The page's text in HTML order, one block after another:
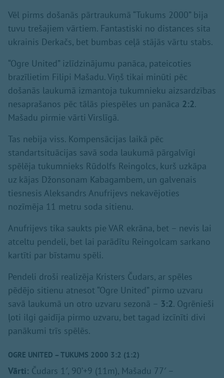
Vēl pirms došanās pārtraukumā “Tukums 2000” bija
tuvu trešajiem vārtiem. Fantastiski no distances sita
ukrainis Derkačs, bet bumbas ceļā stājās vārtu stabs.
“Ogre United” izlīdzinājumu panāca, pateicoties
brazīlietim Filipi Mašadu. Viņš tikai minūti pēc
došanās laukumā izmantoja tukumnieku aizsardzības
nesaprašanos pēc tālās piespēles un panāca 2:2.
Mašadu pirmie vārti Virslīgā.
Tas nebija viss. Kompensācijas laikā pēc
standartsituācijas savā soda laukumā pārgalvīgi
spēlēja tukumnieks Rūdolfs Reingolcs, kurš uzkāpa
uz kājas Džonsonam Kabagambem, un galvenais
tiesnesis Aleksandrs Anufrijevs nekavējoties
nozīmēja 11 metru soda sitienu.
Anufrijevs tika saukts pie VAR ekrāna, bet – nevis lai
atceltu pendeli, bet lai parādītu Reingolcam sarkano
kartīti par bīstamu spēli.
Pendeli droši realizēja Kristers Čudars, ar spēles
pēdējo sitienu atnesot “Ogre United” pirmo uzvaru
savā laukumā un otro uzvaru sezonā – 3:2. Ogrēnieši
ļoti ilgi gaidīja pirmo uzvaru, bet tagad izcīnīti divi
panākumi trīs spēlēs.
OGRE UNITED – TUKUMS 2000 3:2 (1:2)
Vārti: Čudars 1′, 90’+9 (11m), Mašadu 77′ –